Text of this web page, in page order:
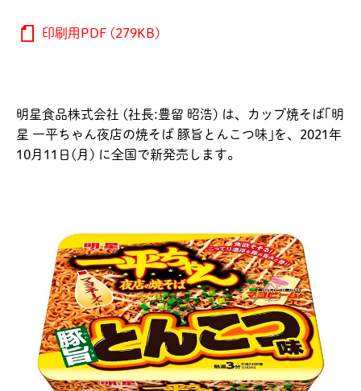
印刷用PDF (279KB)
明星食品株式会社 (社長:豊留 昭浩) は、カップ焼そば｢明
星 一平ちゃん夜店の焼そば 豚旨とんこつ味｣を、2021年
10月11日(月) に全国で新発売します。